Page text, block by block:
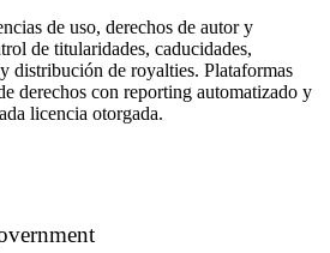
de uso, derechos de autor y
de titularidades, caducidades,
distribución de royalties. Plataformas
derechos con reporting automatizado y
licencia otorgada.